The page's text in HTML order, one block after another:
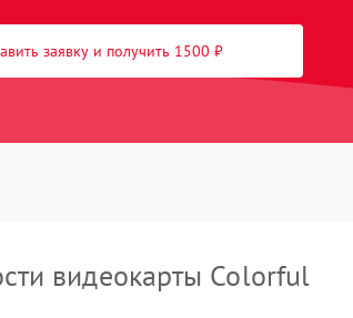
заявку и получить 1500 ₽
видеокарты Colorful